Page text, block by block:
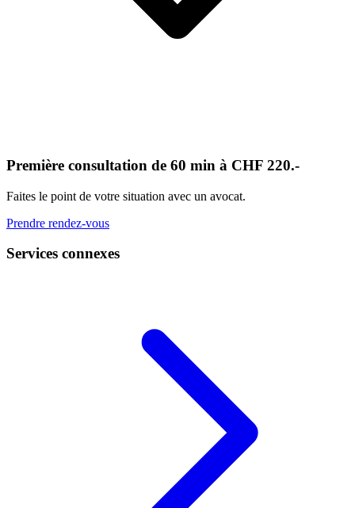
Première consultation de 60 min à CHF 220.-
Faites le point de votre situation avec un avocat.
Prendre rendez-vous
Services connexes